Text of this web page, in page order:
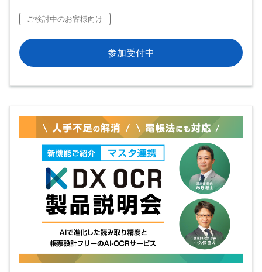
ご検討中のお客様向け
参加受付中